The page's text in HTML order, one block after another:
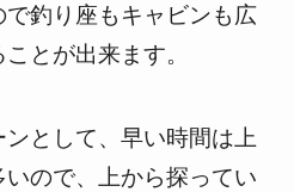
釣り座もキャビンも広
とが出来ます。
として、早い時間は上
ので、上から探ってい